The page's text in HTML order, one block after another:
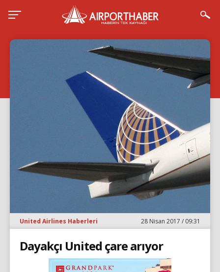
United Airlines Haberleri 28 Nisan 2017 / 09:31
Dayakçı United çare arıyor